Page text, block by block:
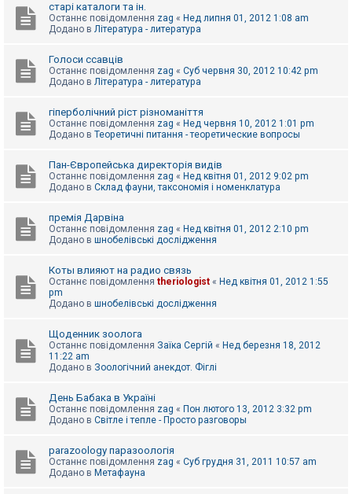
старі каталоги та ін.
Останнє повідомлення zag « Нед липня 01, 2012 1:08 am
Додано в Література - литература
Голоси ссавців
Останнє повідомлення zag « Суб червня 30, 2012 10:42 pm
Додано в Література - литература
гіперболічний ріст різноманіття
Останнє повідомлення zag « Нед червня 10, 2012 1:01 pm
Додано в Теоретичні питання - теоретические вопросы
Пан-Європейська директорія видів
Останнє повідомлення zag « Нед квітня 01, 2012 9:02 pm
Додано в Склад фауни, таксономія і номенклатура
премія Дарвіна
Останнє повідомлення zag « Нед квітня 01, 2012 2:10 pm
Додано в шнобелівські дослідження
Коты влияют на радио связь
Останнє повідомлення theriologist « Нед квітня 01, 2012 1:55
pm
Додано в шнобелівські дослідження
Щоденник зоолога
Останнє повідомлення Заїка Сергій « Нед березня 18, 2012
11:22 am
Додано в Зоологічний анекдот. Фіглі
День Бабака в Україні
Останнє повідомлення zag « Пон лютого 13, 2012 3:32 pm
Додано в Світле і тепле - Просто разговоры
parazoology паразоологія
Останнє повідомлення zag « Суб грудня 31, 2011 10:57 am
Додано в Метафауна